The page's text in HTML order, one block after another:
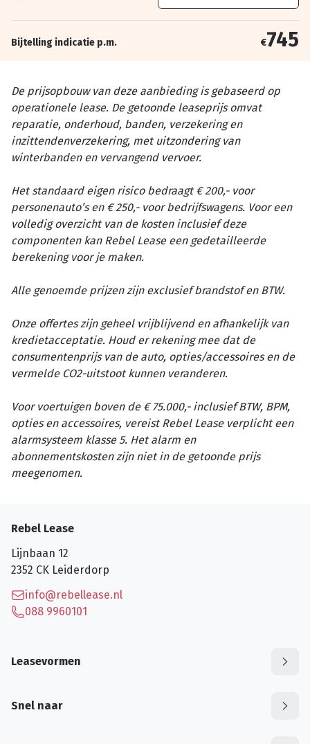
Bijtelling indicatie p.m. €745
De prijsopbouw van deze aanbieding is gebaseerd op
operationele lease. De getoonde leaseprijs omvat
reparatie, onderhoud, banden, verzekering en
inzittendenverzekering, met uitzondering van
winterbanden en vervangend vervoer.
Het standaard eigen risico bedraagt € 200,- voor
personenauto’s en € 250,- voor bedrijfswagens. Voor een
volledig overzicht van de kosten inclusief deze
componenten kan Rebel Lease een gedetailleerde
berekening voor je maken.
Alle genoemde prijzen zijn exclusief brandstof en BTW.
Onze offertes zijn geheel vrijblijvend en afhankelijk van
kredietacceptatie. Houd er rekening mee dat de
consumentenprijs van de auto, opties/accessoires en de
vermelde CO2-uitstoot kunnen veranderen.
Voor voertuigen boven de € 75.000,- inclusief BTW, BPM,
opties en accessoires, vereist Rebel Lease verplicht een
alarmsysteem klasse 5. Het alarm en
abonnementskosten zijn niet in de getoonde prijs
meegenomen.
Rebel Lease
Lijnbaan 12
2352 CK Leiderdorp
info@rebellease.nl
088 9960101
Leasevormen
Snel naar